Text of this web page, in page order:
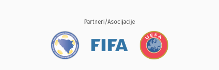
Partneri/Asocijacije